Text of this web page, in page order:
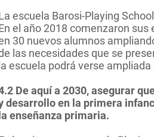
escuela Barosi-Playing
el año 2018 comenzaron
30 nuevos alumnos
las necesidades que se
la escuela podrá verse
De aquí a 2030, asegurar
desarrollo en la primera
la enseñanza primaria.